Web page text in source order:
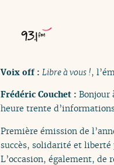
Voix off : Libre à vous !,
Frédéric Couchet : Bonjour
heure trente
Première émission de
succès, solidarité et liberté
L’occasion, également,